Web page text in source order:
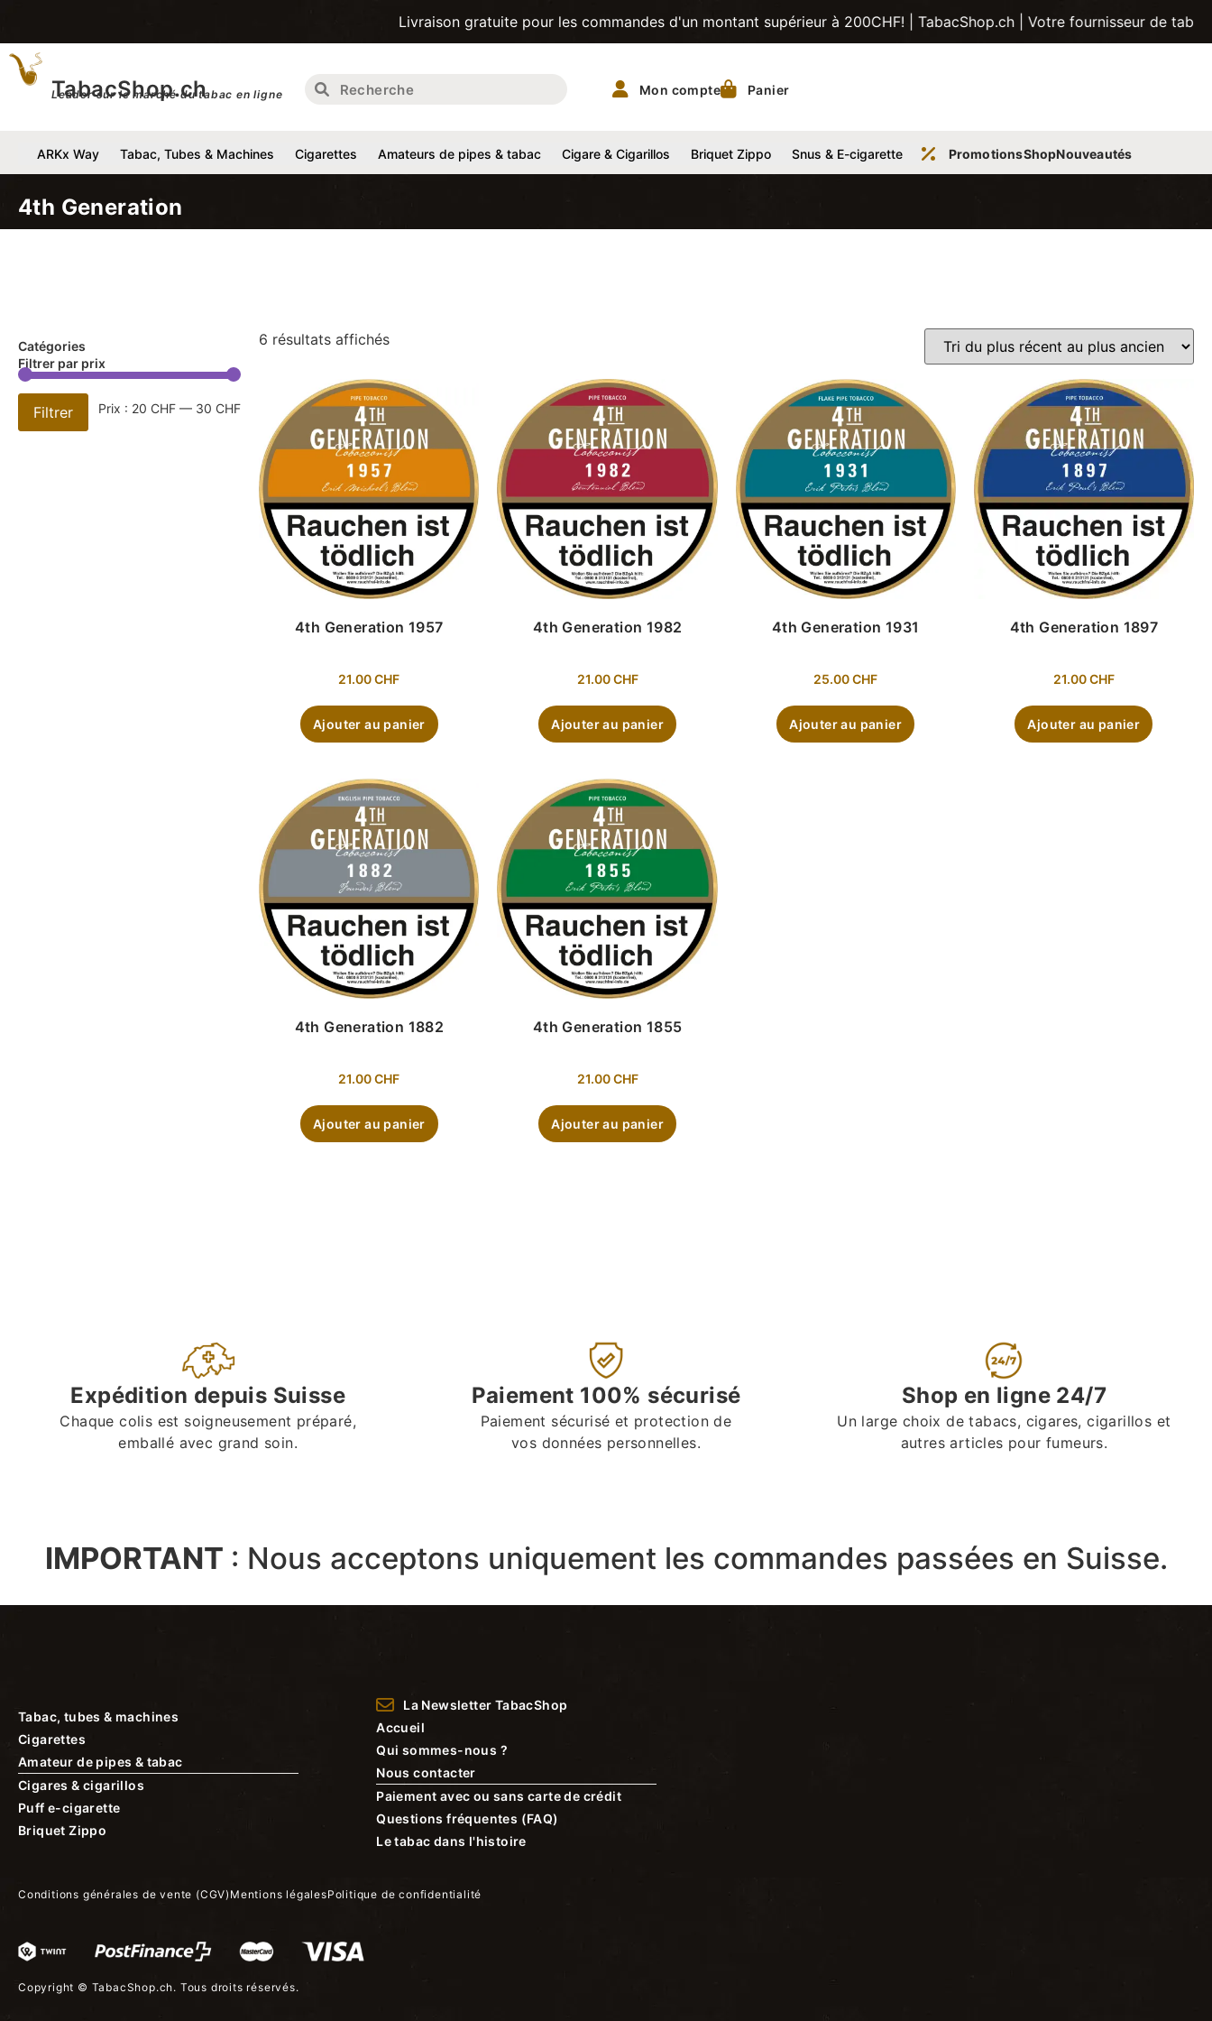
Livraison gratuite pour les commandes d'un montant supérieur à 200CHF! | TabacShop.ch | Votre fournisseur de tabac,
TabacShop.ch
Leader sur le marché du tabac en ligne Mon compte Panier
ARKx Way Tabac, Tubes & Machines Cigarettes Amateurs de pipes & tabac Cigare & Cigarillos Briquet Zippo Snus & E-cigarette PromotionsShopNouveautés
4th Generation
Catégories
Filtrer par prix
Filtrer Prix : 20 CHF — 30 CHF
6 résultats affichés
4th Generation 1957
21.00CHF
Ajouter au panier
4th Generation 1982
21.00CHF
Ajouter au panier
4th Generation 1931
25.00CHF
Ajouter au panier
4th Generation 1897
21.00CHF
Ajouter au panier
4th Generation 1882
21.00CHF
Ajouter au panier
4th Generation 1855
21.00CHF
Ajouter au panier
Expédition depuis Suisse
Chaque colis est soigneusement préparé,
emballé avec grand soin.
Paiement 100% sécurisé
Paiement sécurisé et protection de
vos données personnelles.
Shop en ligne 24/7
Un large choix de tabacs, cigares, cigarillos et
autres articles pour fumeurs.
IMPORTANT : Nous acceptons uniquement les commandes passées en Suisse.
Tabac, tubes & machines
Cigarettes
Amateur de pipes & tabac
Cigares & cigarillos
Puff e-cigarette
Briquet Zippo
La Newsletter TabacShop
Accueil
Qui sommes-nous ?
Nous contacter
Paiement avec ou sans carte de crédit
Questions fréquentes (FAQ)
Le tabac dans l'histoire
Conditions générales de vente (CGV) Mentions légalesPolitique de confidentialité
Copyright © TabacShop.ch. Tous droits réservés.